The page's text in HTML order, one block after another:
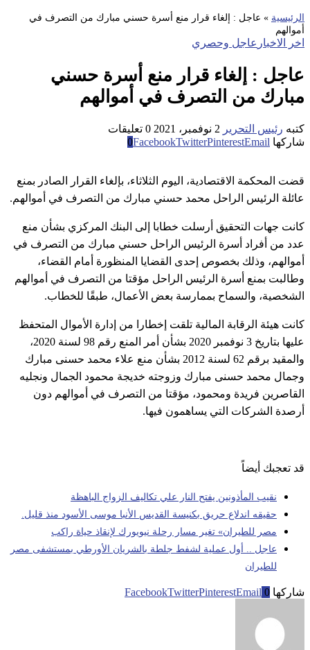
الرئيسية » عاجل : إلغاء قرار منع أسرة حسني مبارك من التصرف في
أموالهم
اخر الاخبار عاجل وحصري
عاجل : إلغاء قرار منع أسرة حسني
مبارك من التصرف في أموالهم
كتبه رئيس التحرير 2 نوفمبر، 2021
0 تعليقات
شاركها
0FacebookTwitterPinterestEmail
قضت المحكمة الاقتصادية، اليوم الثلاثاء، بإلغاء القرار الصادر بمنع
عائلة الرئيس الراحل محمد حسني مبارك من التصرف في أموالهم.
كانت جهات التحقيق أرسلت خطابا إلى البنك المركزي بشأن منع
عدد من أفراد أسرة الرئيس الراحل حسني مبارك من التصرف في
أموالهم، وذلك بخصوص إحدى القضايا المنظورة أمام القضاء،
وطالبت بمنع أسرة الرئيس الراحل مؤقتا من التصرف في أموالهم
الشخصية، والسماح بممارسة بعض الأعمال، طبقًا للخطاب.
كانت هيئة الرقابة المالية تلقت إخطارا من إدارة الأموال المتحفظ
عليها بتاريخ 3 نوفمبر 2020 بشأن أمر المنع رقم 98 لسنة 2020،
والمقيد برقم 62 لسنة 2012 بشأن منع علاء محمد حسنى مبارك
وجمال محمد حسنى مبارك وزوجته خديجة محمود الجمال ونجليه
القاصرين فريدة ومحمود، مؤقتا من التصرف في أموالهم دون
أرصدة الشركات التي يساهمون فيها.
قد تعجبك أيضاً
نقيب المأذونين يفتح النار علي تكاليف الزواج الباهظة
حقيقه اندلاع حريق بكنيسة القديس الأنبا موسى الأسود منذ قليل.
مصر للطيران» تغير مسار رحلة نيويورك لإنقاذ حياة راكب
عاجل .. أول عملية لشفط جلطة بالشريان الأورطي بمستشفى مصر
للطيران
شاركها 0
FacebookTwitterPinterestEmail